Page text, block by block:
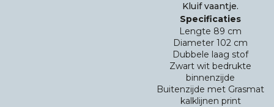
Kluif vaantje.
Specificaties
Lengte 89 cm
Diameter 102 cm
Dubbele laag stof
Zwart wit bedrukte
binnenzijde
Buitenzijde met Grasmat
kalklijnen print